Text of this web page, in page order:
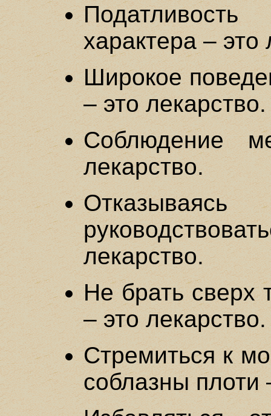
характера – это
Широкое
– это лекарство.
Соблюдение
лекарство.
лекарство.
Не брать сверх
– это лекарство.
Стремиться к
соблазны плоти